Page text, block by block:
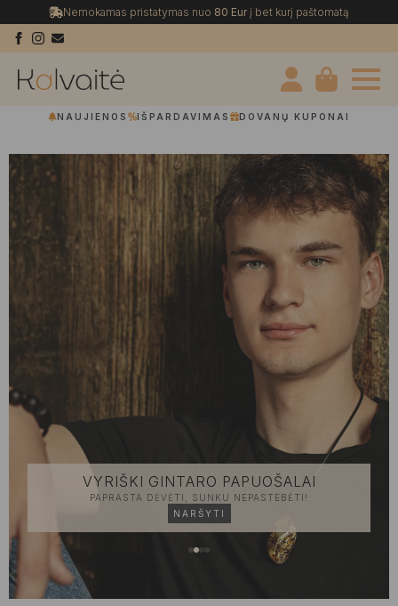
Nemokamas pristatymas nuo 80 Eurį bet kurį paštomatą
NAUJIENOS IŠPARDAVIMAS DOVANŲ KUPONAI
GINTARO PAPUOŠALŲ IŠPARDAVIMAS
GINTARO PAPUOŠALAI SU NUOLAIDA
NARŠYTI